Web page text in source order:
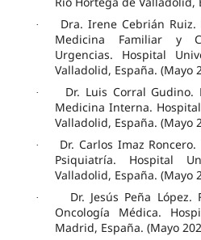
·
Dra. Irene Cebrián Ruiz.
Medicina Familiar y
Urgencias. Hospital
Valladolid, España. (Mayo
·
Dr. Luis Corral Gudino.
Medicina Interna.
Valladolid, España. (Mayo
·
Dr. Carlos Imaz
Psiquiatría. Hospital
Valladolid, España. (Mayo
·
Dr. Jesús Peña López.
Oncología Médica.
Madrid, España. (Mayo